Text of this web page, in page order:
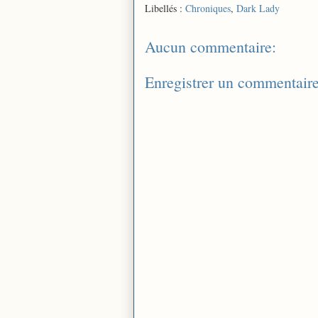
Libellés : Chroniques, Dark Lady
Aucun commentaire:
Enregistrer un